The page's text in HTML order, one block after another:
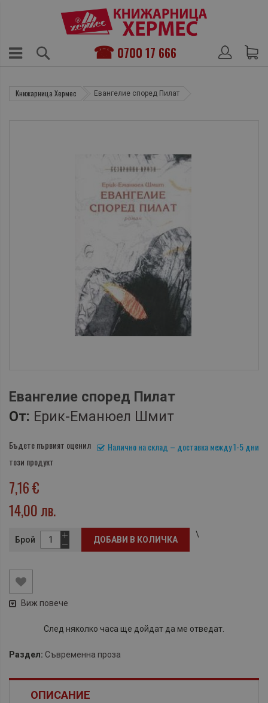
0700 17 666
Книжарница Хермес Евангелие според Пилат
Евангелие според Пилат
От: Ерик-Еманюел Шмит
Налично на склад – доставка между 1-5 дни
Бъдете първият оценил
този продукт
7,16 €
14,00 лв.
Брой ДОБАВИ В КОЛИЧКА
\
Виж повече
След няколко часа ще дойдат да ме отведат.
Раздел: Съвременна проза
ОПИСАНИЕ